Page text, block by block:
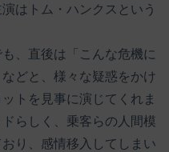
はトム・ハンクスという
、直後は「こんな危機に
どと、様々な疑惑をかけ
トを見事に演じてくれま
らしく、乗客らの人間模
り、感情移入してしまい